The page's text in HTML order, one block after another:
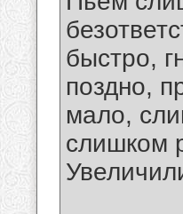
быстро,
поздно,
мало,
слишком